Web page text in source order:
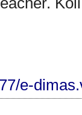
e-